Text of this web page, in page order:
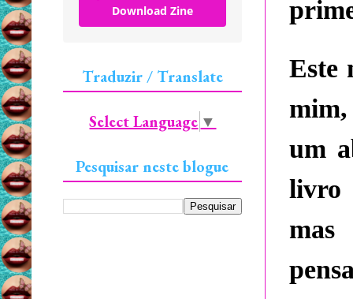
Este
um
livro
Download Zine
Traduzir / Translate
Select Language ▼
Pesquisar neste blogue